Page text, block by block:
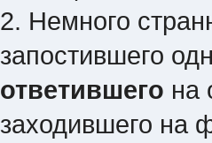
2. Немного
запостившего
ответившего на
заходившего на